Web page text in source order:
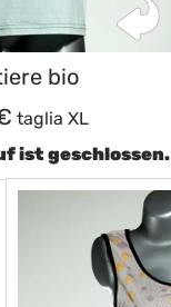
bio
taglia XL
ist geschlossen.